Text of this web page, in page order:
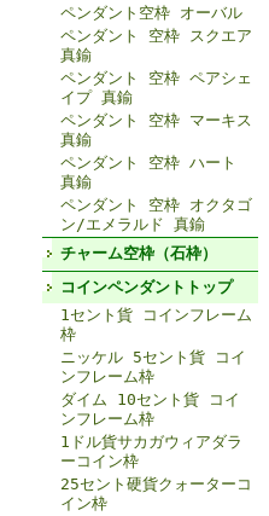
ペンダント空枠 オーバル
ペンダント 空枠 スクエア
真鍮
ペンダント 空枠 ペアシェ
イプ 真鍮
ペンダント 空枠 マーキス
真鍮
ペンダント 空枠 ハート
真鍮
ペンダント 空枠 オクタゴ
ン/エメラルド 真鍮
チャーム空枠（石枠）
コインペンダントトップ
1セント貨 コインフレーム
枠
ニッケル 5セント貨 コイ
ンフレーム枠
ダイム 10セント貨 コイ
ンフレーム枠
1ドル貨サカガウィアダラ
ーコイン枠
25セント硬貨クォーターコ
イン枠